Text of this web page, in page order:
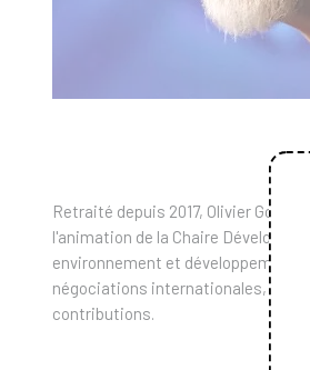
Retraité depuis 2017, Olivier
l'animation de la Chaire
environnement et développement.
négociations internationales, les
contributions.